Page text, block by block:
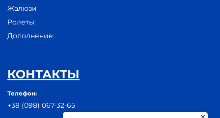
Жалюзи
Ролеты
Дополнение
КОНТАКТЫ
Телефон:
+38 (098) 067-32-65